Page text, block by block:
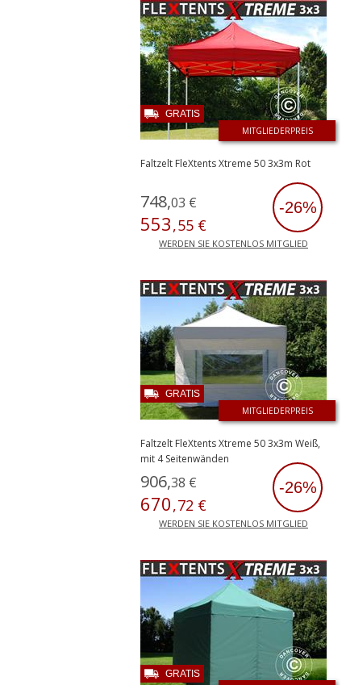
Faltzelt FleXtents Xtreme 50 3x3m Rot
-26%
WERDEN SIE KOSTENLOS MITGLIED
748,03 €
553,55 €
MITGLIEDERPREIS
GRATIS
Faltzelt FleXtents Xtreme 50 3x3m Weiß,
mit 4 Seitenwänden
-26%
WERDEN SIE KOSTENLOS MITGLIED
906,38 €
670,72 €
MITGLIEDERPREIS
GRATIS
GRATIS